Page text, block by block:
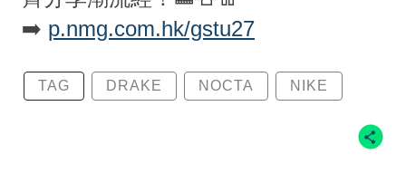
➡️ p.nmg.com.hk/gstu27
TAG DRAKE NOCTA NIKE